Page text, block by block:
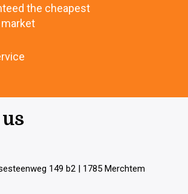
the cheapest
149 b2 | 1785 Merchtem